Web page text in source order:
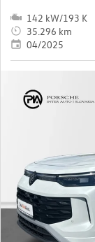
142 kW/193 K
35.296 km
04/2025